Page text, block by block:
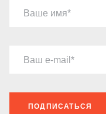
Ваше имя
Ваш e-mail
ПОДПИСАТЬСЯ